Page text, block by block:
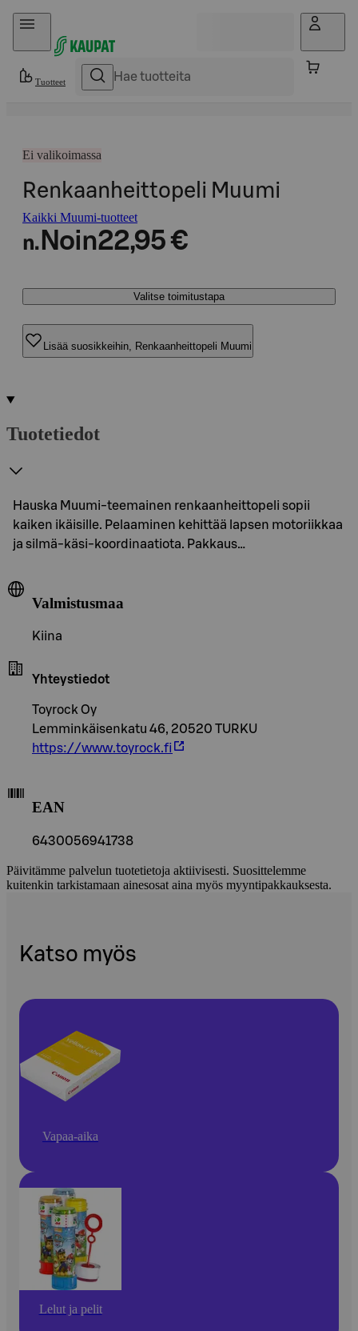
Hyppää sisältöön
Tuotteet
Ei valikoimassa
Renkaanheittopeli Muumi
Kaikki Muumi-tuotteet
n. Noin22,95 €
Valitse toimitustapa
Lisää suosikkeihin, Renkaanheittopeli Muumi
Tuotetiedot
Hauska Muumi-teemainen renkaanheittopeli sopii
kaiken ikäisille. Pelaaminen kehittää lapsen motoriikkaa
ja silmä-käsi-koordinaatiota. Pakkaus…
Valmistusmaa
Kiina
Yhteystiedot
Toyrock Oy
Lemminkäisenkatu 46, 20520 TURKU
https://www.toyrock.fi
EAN
6430056941738
Päivitämme palvelun tuotetietoja aktiivisesti. Suosittelemme
kuitenkin tarkistamaan ainesosat aina myös myyntipakkauksesta.
Katso myös
Vapaa-aika
Lelut ja pelit